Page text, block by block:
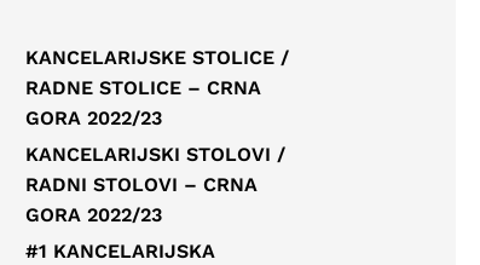
KANCELARIJSKE STOLICE /
RADNE STOLICE – CRNA
GORA 2022/23
KANCELARIJSKI STOLOVI /
RADNI STOLOVI – CRNA
GORA 2022/23
#1 KANCELARIJSKA